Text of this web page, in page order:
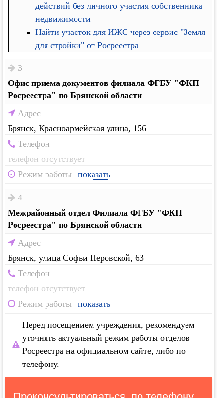
действий без личного участия собственника
недвижимости
Найти участок для ИЖС через сервис "Земля
для стройки" от Росреестра
3
Офис приема документов филиала ФГБУ "ФКП
Росреестра" по Брянской области
Адрес
Брянск, Красноармейская улица, 156
Телефон
телефон отсутствует
Режим работы
показать
4
Межрайонный отдел Филиала ФГБУ "ФКП
Росреестра" по Брянской области
Адрес
Брянск, улица Софьи Перовской, 63
Телефон
телефон отсутствует
Режим работы
показать
Перед посещением учреждения, рекомендуем
уточнять актуальный режим работы отделов
Росреестра на официальном сайте, либо по
телефону.